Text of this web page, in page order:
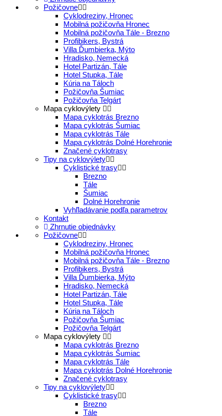
Požičovne
Cyklodreziny, Hronec
Mobilná požičovňa Hronec
Mobilná požičovňa Tále - Brezno
Profibikers, Bystrá
Villa Ďumbierka, Mýto
Hradisko, Nemecká
Hotel Partizán, Tále
Hotel Stupka, Tále
Kúria na Táloch
Požičovňa Šumiac
Požičovňa Telgárt
Mapa cyklovýlety
Mapa cyklotrás Brezno
Mapa cyklotrás Šumiac
Mapa cyklotrás Tále
Mapa cyklotrás Dolné Horehronie
Značené cyklotrasy
Tipy na cyklovýlety
Cyklistické trasy
Brezno
Tále
Šumiac
Dolné Horehronie
Vyhľladávanie podľa parametrov
Kontakt
Zhrnutie objednávky
Požičovne
Cyklodreziny, Hronec
Mobilná požičovňa Hronec
Mobilná požičovňa Tále - Brezno
Profibikers, Bystrá
Villa Ďumbierka, Mýto
Hradisko, Nemecká
Hotel Partizán, Tále
Hotel Stupka, Tále
Kúria na Táloch
Požičovňa Šumiac
Požičovňa Telgárt
Mapa cyklovýlety
Mapa cyklotrás Brezno
Mapa cyklotrás Šumiac
Mapa cyklotrás Tále
Mapa cyklotrás Dolné Horehronie
Značené cyklotrasy
Tipy na cyklovýlety
Cyklistické trasy
Brezno
Tále